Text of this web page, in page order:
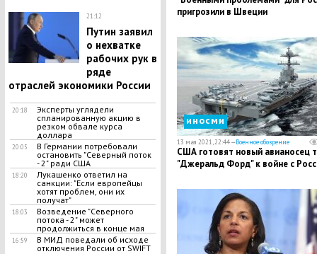
21:12
Путин заявил
о нехватке
рабочих рук в
ряде
отраслей экономики России
20:18
Эксперты углядели
спланированную акцию в
резком обвале курса
доллара
20:05
В Германии потребовали
остановить "Северный поток
- 2" ради США
18:20
Лукашенко ответил на
санкции: "Если европейцы
хотят проблем, они их
получат"
18:03
Возведение "Северного
потока - 2" может
продолжиться в конце мая
16:59
В МИД поведали об исходе
отключения России от SWIFT
пригрозили в Швеции
иносми
13 мая 2021, 22:44 —Военное обозрение
США готовят новый авианосец
"Джеральд Форд" к войне с